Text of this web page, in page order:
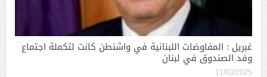
غبريل : المفاوضات اللبنانية في واشنطن كانت لتكملة اجتماع
وفد الصندوق في لبنان
11/03/2025